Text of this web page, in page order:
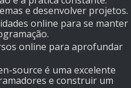
e desenvolver projetos.
online para se manter
online para aprofundar
source é uma excelente
e construir um